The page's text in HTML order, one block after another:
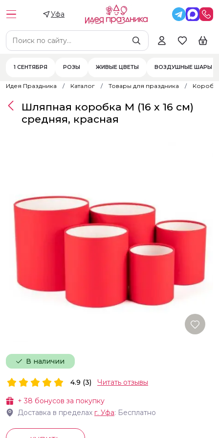
Уфа
1 СЕНТЯБРЯ РОЗЫ ЖИВЫЕ ЦВЕТЫ ВОЗДУШНЫЕ ШАРЫ
Идея Праздника Каталог Товары для праздника
В наличии
Шляпная коробка M (16 х 16 см)
средняя, красная
+38 бонусов за покупку
Доставка в пределах г. Уфа: Бесплатно
4.9 (3) Читать отзывы